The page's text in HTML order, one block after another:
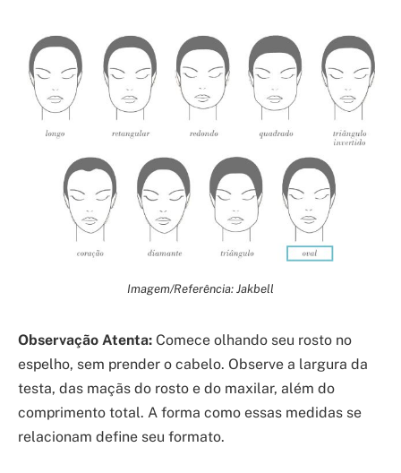
Imagem/Referência: Jakbell
Observação Atenta: Comece olhando seu rosto no
espelho, sem prender o cabelo. Observe a largura da
testa, das maçãs do rosto e do maxilar, além do
comprimento total. A forma como essas medidas se
relacionam define seu formato.